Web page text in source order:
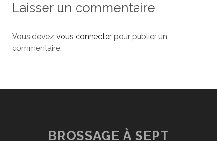
Laisser un commentaire
Vous devez vous connecterpour publier un
commentaire.
BROSSAGE À SEPT